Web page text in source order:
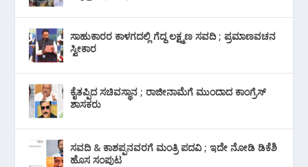
ಸಾಹುಕಾರರ ಕಾಳಗದಲ್ಲಿ ಗೆದ್ದ ಲಕ್ಷ್ಮಣ ಸವದಿ ; ಪ್ರಮಾಣವಚನ
ಸ್ವೀಕಾರ
ಕೈತಪ್ಪಿದ ಸಚಿವಸ್ಥಾನ ; ರಾಜೀನಾಮೆಗೆ ಮುಂದಾದ ಕಾಂಗ್ರೆಸ್
‌ಶಾಸಕರು
ಸವದಿ & ಕಾಶಪ್ಪನವರಗೆ ಮಂತ್ರಿ ಪದವಿ ; ಇದೇ ನೋಡಿ‌ ಡಿಕೆಶಿ
ಹೊಸ ಸಂಪುಟ